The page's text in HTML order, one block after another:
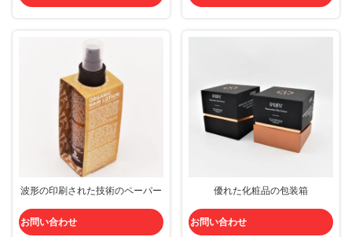
波形の印刷された技術のペーパー
お問い合わせ
優れた化粧品の包装箱
お問い合わせ